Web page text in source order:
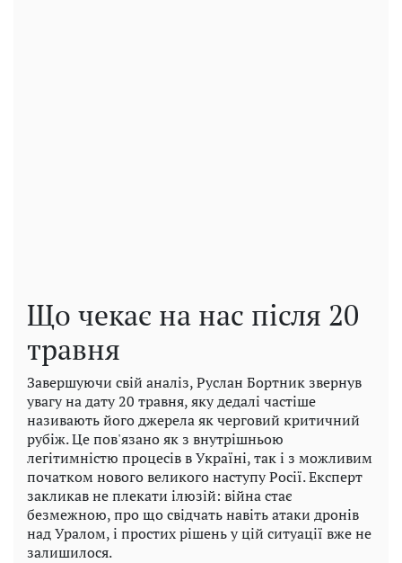
Що чекає на нас після 20
травня
Завершуючи свій аналіз, Руслан Бортник звернув
увагу на дату 20 травня, яку дедалі частіше
називають його джерела як черговий критичний
рубіж. Це пов'язано як з внутрішньою
легітимністю процесів в Україні, так і з можливим
початком нового великого наступу Росії. Експерт
закликав не плекати ілюзій: війна стає
безмежною, про що свідчать навіть атаки дронів
над Уралом, і простих рішень у цій ситуації вже не
залишилося.